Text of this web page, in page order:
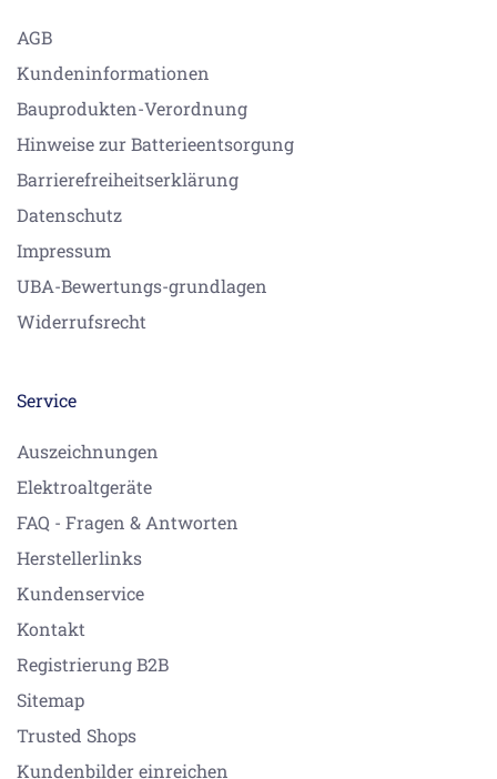
AGB
Kundeninformationen
Bauprodukten-Verordnung
Hinweise zur Batterieentsorgung
Barrierefreiheitserklärung
Datenschutz
Impressum
UBA-Bewertungs-grundlagen
Widerrufsrecht
Service
Auszeichnungen
Elektroaltgeräte
FAQ - Fragen & Antworten
Herstellerlinks
Kundenservice
Kontakt
Registrierung B2B
Sitemap
Trusted Shops
Kundenbilder einreichen